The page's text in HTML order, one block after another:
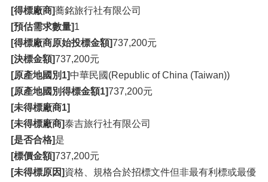
[得標廠商]蕎銘旅行社有限公司
[預估需求數量]1
[得標廠商原始投標金額]737,200元
[決標金額]737,200元
[原產地國別1]中華民國(Republic of China (Taiwan))
[原產地國別得標金額1]737,200元
[未得標廠商1]
[未得標廠商]泰吉旅行社有限公司
[是否合格]是
[標價金額]737,200元
[未得標原因]資格、規格合於招標文件但非最有利標或最優